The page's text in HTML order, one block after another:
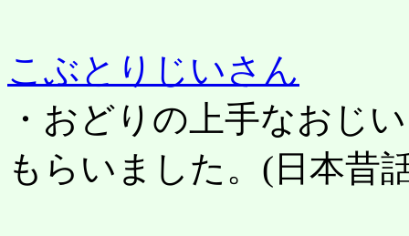
こぶとりじいさん
・おどりの上手なおじ
もらいました。 (日本昔